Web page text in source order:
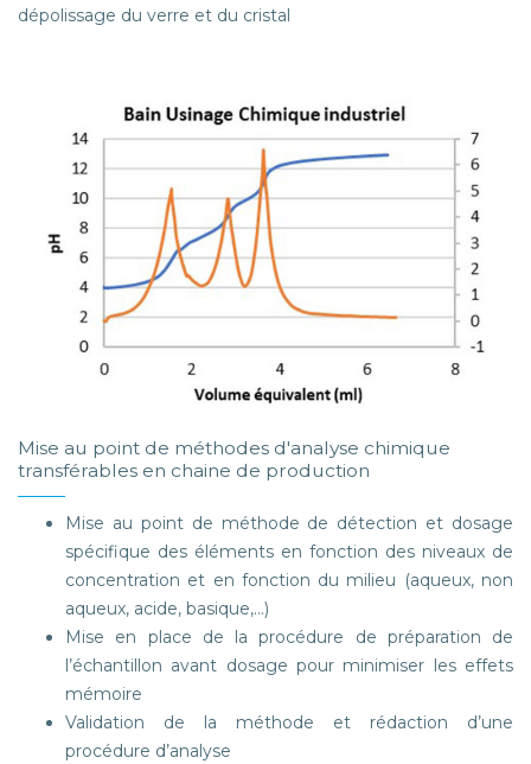
dépolissage du verre et du cristal
Mise au point de méthodes d'analyse chimique
transférables en chaine de production
Mise au point de méthode de détection et dosage
spécifique des éléments en fonction des niveaux de
concentration et en fonction du milieu (aqueux, non
aqueux, acide, basique,…)
Mise en place de la procédure de préparation de
l’échantillon avant dosage pour minimiser les effets
mémoire
Validation de la méthode et rédaction d’une
procédure d’analyse